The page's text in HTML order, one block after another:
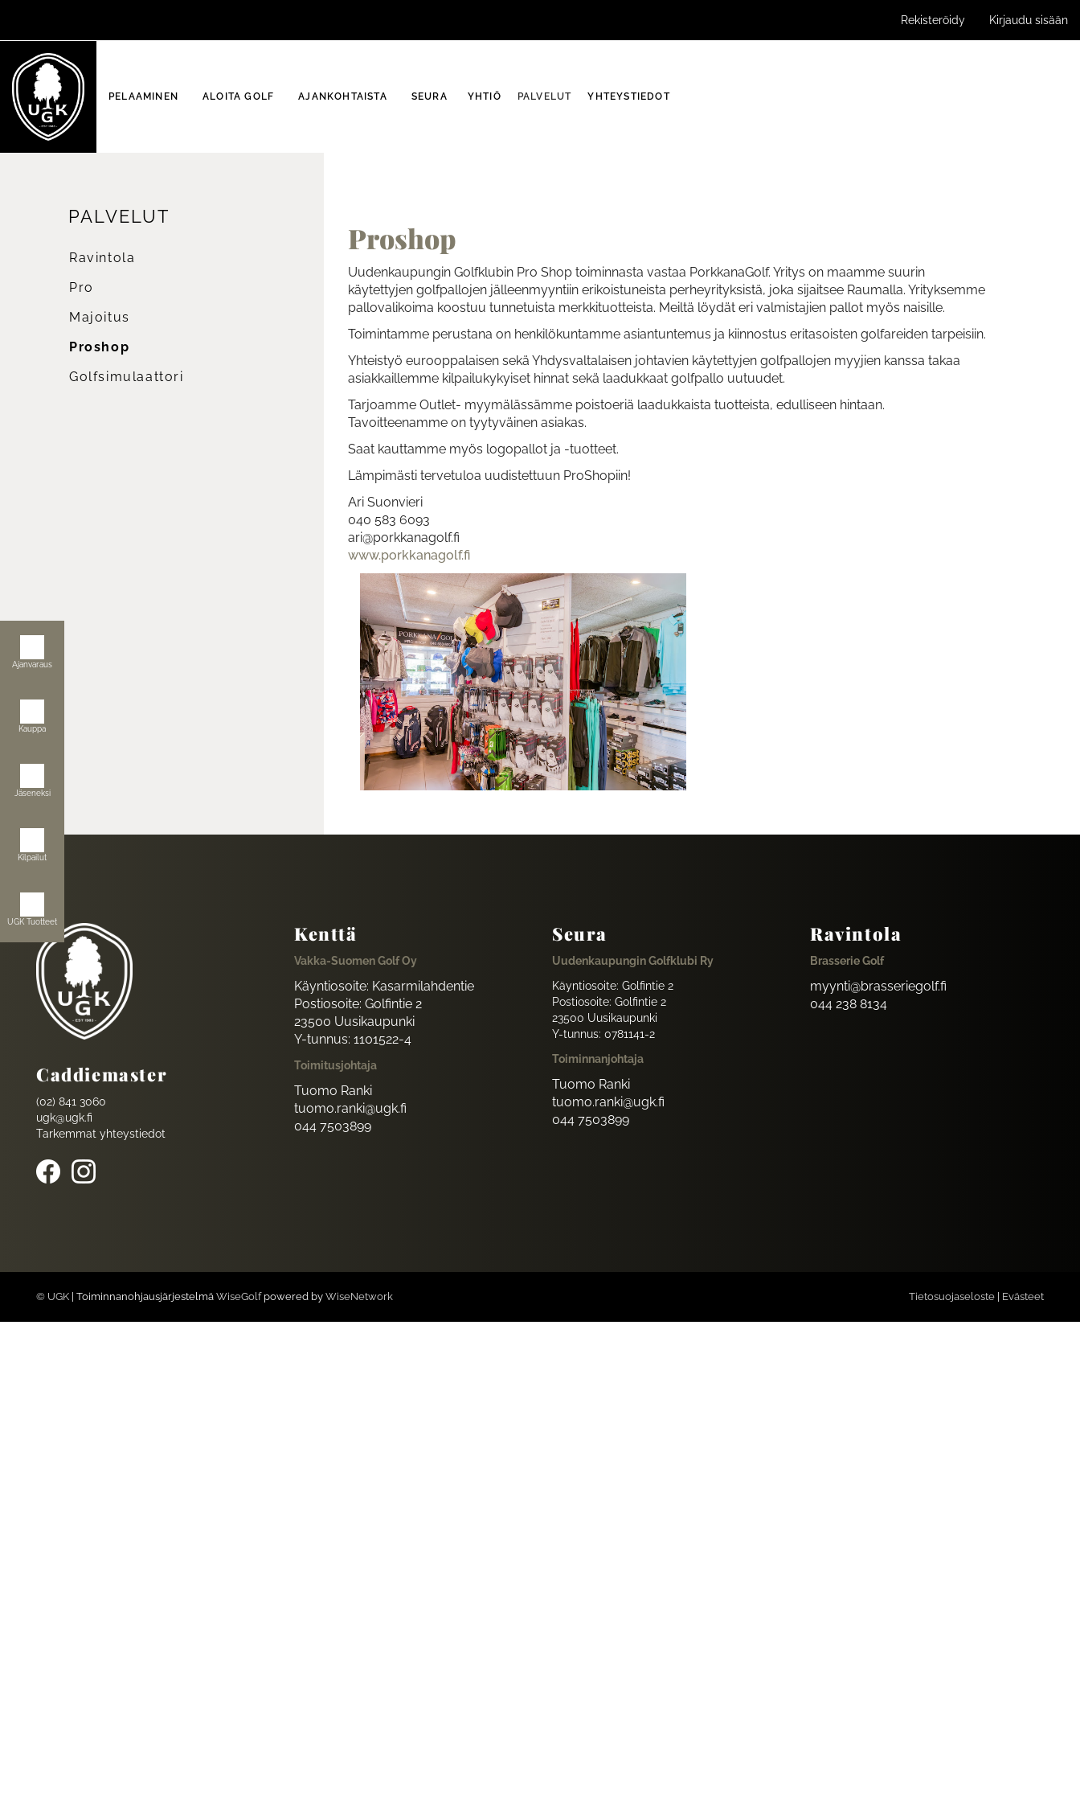
Rekisteröidy Kirjaudu sisään
PELAAMINEN ALOITA GOLF AJANKOHTAISTA SEURA YHTIÖ PALVELUT YHTEYSTIEDOT
Ajanvaraus
Kauppa
Jäseneksi
Kilpailut
UGK Tuotteet
Proshop
Uudenkaupungin Golfklubin Pro Shop toiminnasta vastaa PorkkanaGolf. Yrityson maamme suurin
käytettyjen golfpallojen jälleenmyyntiin erikoistuneista perheyrityksistä, joka sijaitsee Raumalla. Yrityksemme
pallovalikoima koostuu tunnetuista merkkituotteista. Meiltä löydät eri valmistajien pallot myös naisille.
Toimintamme perustana on henkilökuntamme asiantuntemus ja kiinnostus eritasoisten golfareiden tarpeisiin.
Yhteistyö eurooppalaisen sekä Yhdysvaltalaisen johtavien käytettyjen golfpallojen myyjien kanssa takaa
asiakkaillemme kilpailukykyiset hinnat sekä laadukkaat golfpallo uutuudet.
Tarjoamme Outlet- myymälässämme poistoeriä laadukkaista tuotteista, edulliseen hintaan.
Tavoitteenamme on tyytyväinen asiakas.
Saat kauttamme myös logopallot ja -tuotteet.
Lämpimästi tervetuloa uudistettuun ProShopiin!
Ari Suonvieri
040 583 6093
ari@porkkanagolf.fi
www.porkkanagolf.fi
PALVELUT
Ravintola
Pro
Majoitus
Proshop
Golfsimulaattori
Caddiemaster
(02) 841 3060
ugk@ugk.fi
Tarkemmat yhteystiedot
Kenttä
Vakka-Suomen Golf Oy
Käyntiosoite: Kasarmilahdentie
Postiosoite: Golfintie 2
23500 Uusikaupunki
Y-tunnus: 1101522-4
Toimitusjohtaja
Tuomo Ranki
tuomo.ranki@ugk.fi
044 7503899
Seura
Uudenkaupungin Golfklubi Ry
Käyntiosoite: Golfintie 2
Postiosoite: Golfintie 2
23500 Uusikaupunki
Y-tunnus: 0781141-2
Toiminnanjohtaja
Tuomo Ranki
tuomo.ranki@ugk.fi
044 7503899
Ravintola
Brasserie Golf
myynti@brasseriegolf.fi
044 238 8134
© UGK | Toiminnanohjausjärjestelmä WiseGolfpowered by WiseNetwork Tietosuojaseloste Evästeet